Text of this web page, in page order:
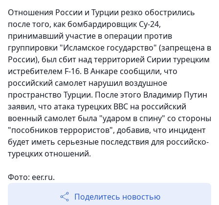
Отношения России и Турции резко обострились
после того, как бомбардировщик Су-24,
принимавший участие в операции против
группировки "Исламское государство" (запрещена в
России), был сбит над территорией Сирии турецким
истребителем F-16. В Анкаре сообщили, что
российский самолет нарушил воздушное
пространство Турции. После этого Владимир Путин
заявил, что атака турецких ВВС на российский
военный самолет была "ударом в спину" со стороны
"пособников террористов", добавив, что инцидент
будет иметь серьезные последствия для российско-
турецких отношений.
Фото: eer.ru.
Поделитесь новостью